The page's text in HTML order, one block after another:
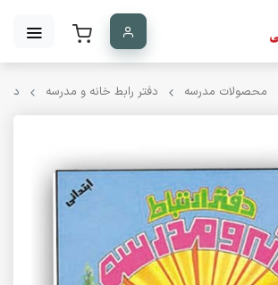
محصولات مدرسه دفتر رابط خانه و مدرسه